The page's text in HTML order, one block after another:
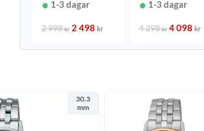
mm1-3 dagar
2 998kr 2 498 kr
1-3 dagar
4 298kr 4 098 kr
30.3
mm